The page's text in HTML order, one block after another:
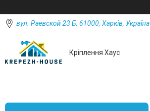
вул. Раевской 23 Б, 61000, Харків, Україна
Кріплення Хаус